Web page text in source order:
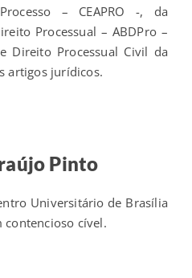
– CEAPRO -, da
Processual – ABDPro –
Direito Processual Civil da
artigos jurídicos.
Pinto
Universitário de Brasília
contencioso cível.